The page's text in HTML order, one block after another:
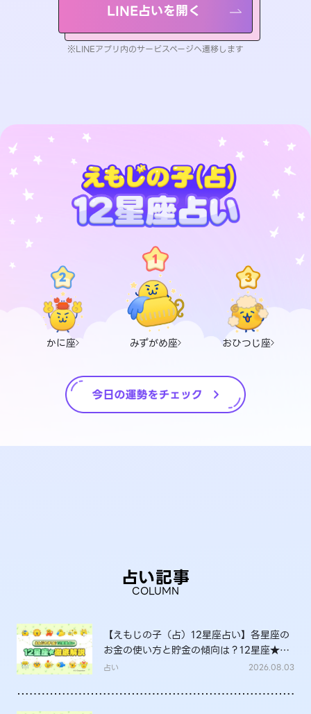
LINE占いを開く
※LINEアプリ内のサービスページへ遷移します
かに座 みずがめ座 おひつじ座
占い記事
COLUMN
【えもじの子（占）12星座占い】各星座の
お金の使い方と貯金の傾向は？12星座★徹
底解説
占い 2026.08.03